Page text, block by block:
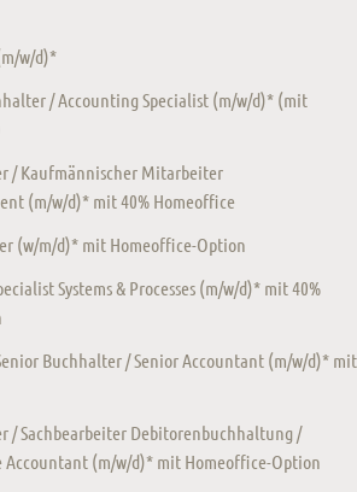
w/d)*
/ Accounting Specialist (m/w/d)* (mit
/ Kaufmännischer Mitarbeiter
(m/w/d)* mit 40% Homeoffice
(w/m/d)* mit Homeoffice-Option
Systems & Processes (m/w/d)* mit 40%
Buchhalter / Senior Accountant (m/w/d)* mit
/ Sachbearbeiter Debitorenbuchhaltung /
Accountant (m/w/d)* mit Homeoffice-Option